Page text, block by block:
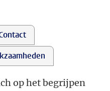
op het begrijpen